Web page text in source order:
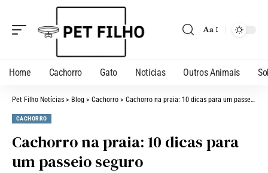
Aa
Home Cachorro Gato Noticias Outros Animais
Pet Filho Notícias > Blog > Cachorro > Cachorro na praia: 10 dicas para um passeio seguro
CACHORRO
Cachorro na praia: 10 dicas para
um passeio seguro